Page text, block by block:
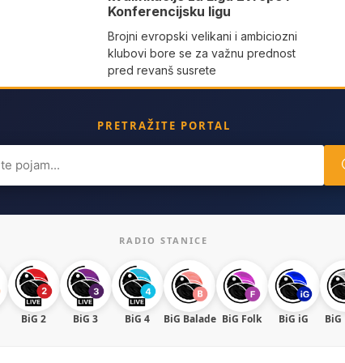
Konferencijsku ligu
Brojni evropski velikani i ambiciozni
klubovi bore se za važnu prednost
pred revanš susrete
PRETRAŽITE PORTAL
RADIO STANICE
BiG 2 BiG 3 BiG 4 BiG Balade BiG Folk BiG iG BiG